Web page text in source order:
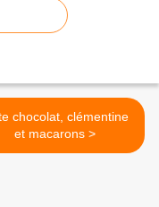
chocolat, clémentine
et macarons >